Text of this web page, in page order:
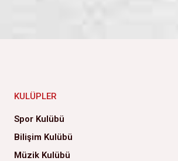
KULÜPLER
Spor Kulübü
Bilişim Kulübü
Müzik Kulübü